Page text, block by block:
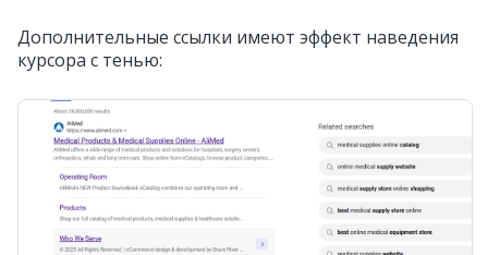
Дополнительные ссылки имеют эффект наведения
курсора с тенью: